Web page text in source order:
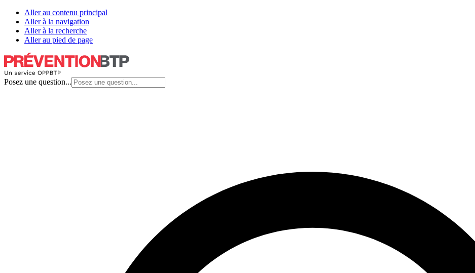
Aller au contenu principal
Aller à la navigation
Aller à la recherche
Aller au pied de page
Posez une question...